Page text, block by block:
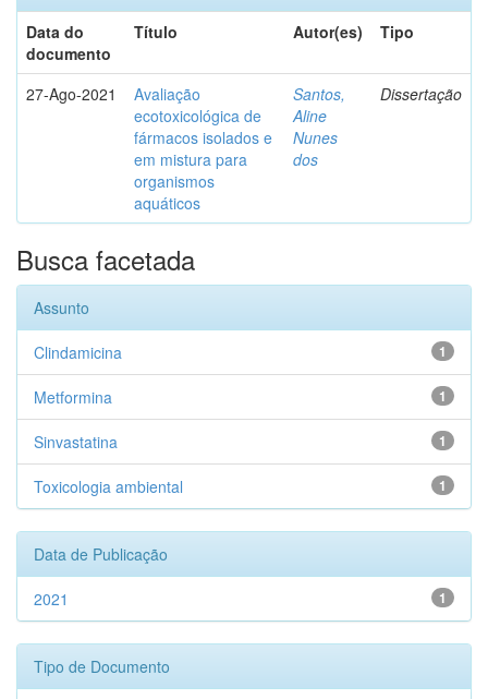
Data do
documento
Título Autor(es) Tipo
27-Ago-2021
Avaliação
ecotoxicológica de
fármacos isolados e
em mistura para
organismos
aquáticos
Santos,
Aline
Nunes
dos
Dissertação
Busca facetada
Assunto
1
Clindamicina
1
Metformina
1
Sinvastatina
1
Toxicologia ambiental
Data de Publicação
1
2021
Tipo de Documento